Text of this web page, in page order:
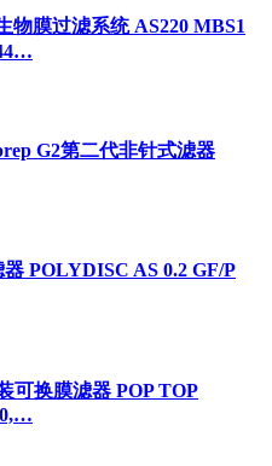
物膜过滤系统 AS220 MBS1
G2第二代非针式滤器
POLYDISC AS 0.2 GF/P
可换膜滤器 POP TOP